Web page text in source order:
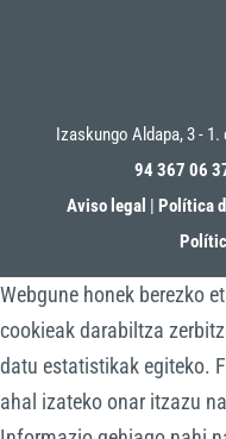
Izaskungo Aldapa, 3 -
94 367 06
Aviso legal | Política
Webgune honek berezko
cookieak darabiltza
datu estatistikak egiteko.
ahal izateko onar itzazu